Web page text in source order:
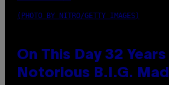
(PHOTO BY NITRO/GETTY IMAGES)
On This Day 32
Notorious B.I.G.